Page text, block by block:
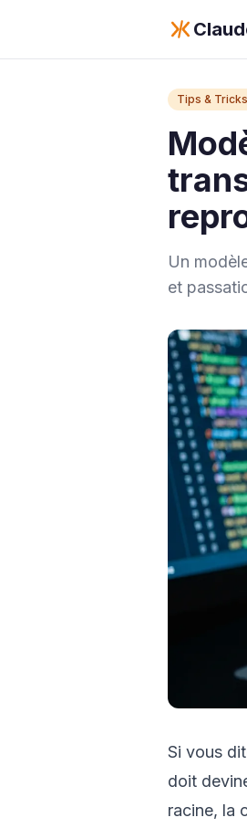
Tips & Tricks
Un
et
Si vous
doit
racine, la